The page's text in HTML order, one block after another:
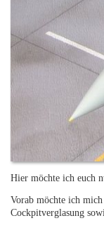
Hier möchte ich euch
Vorab möchte ich
Cockpitverglasung